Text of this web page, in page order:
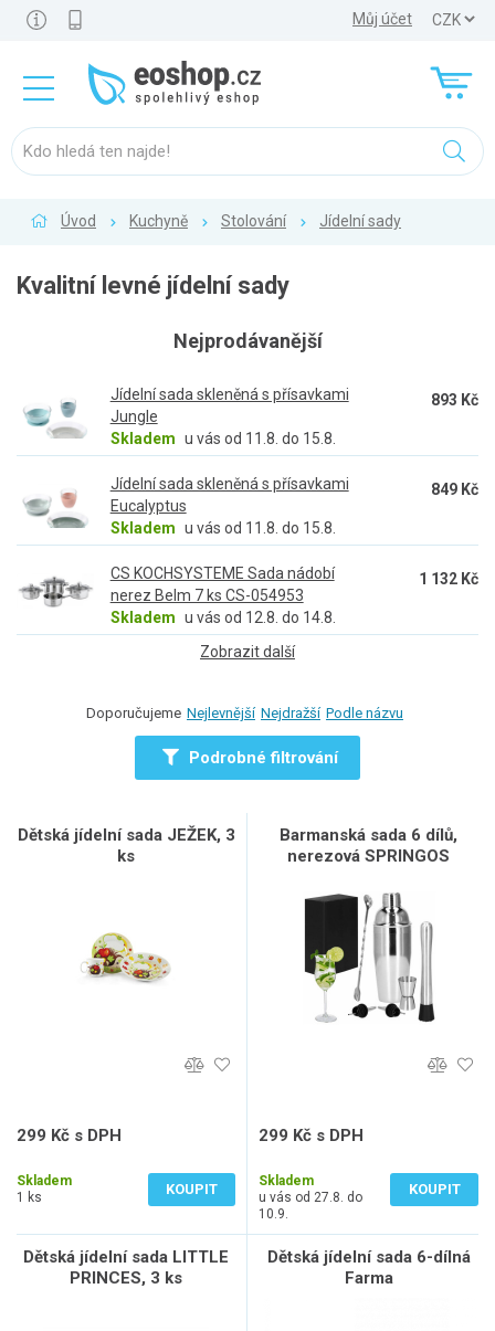
Můj účet
Úvod Kuchyně Stolování Jídelní sady
Kvalitní levné jídelní sady
Nejprodávanější
Jídelní sada skleněná s přísavkami
Jungle
Skladem u vás od 11.8. do 15.8.
893 Kč
Jídelní sada skleněná s přísavkami
Eucalyptus
Skladem u vás od 11.8. do 15.8.
849 Kč
CS KOCHSYSTEME Sada nádobí
nerez Belm 7 ks CS-054953
Skladem u vás od 12.8. do 14.8.
1 132 Kč
Zobrazit další
Doporučujeme Nejlevnější Nejdražší Podle názvu
Podrobné filtrování
Dětská jídelní sada JEŽEK, 3
ks
299 Kč s DPH
Skladem
1 ks
KOUPIT
Barmanská sada 6 dílů,
nerezová SPRINGOS
299 Kč s DPH
Skladem
u vás od 27.8. do
10.9.
KOUPIT
Dětská jídelní sada LITTLE
PRINCES, 3 ks
Dětská jídelní sada 6-dílná
Farma